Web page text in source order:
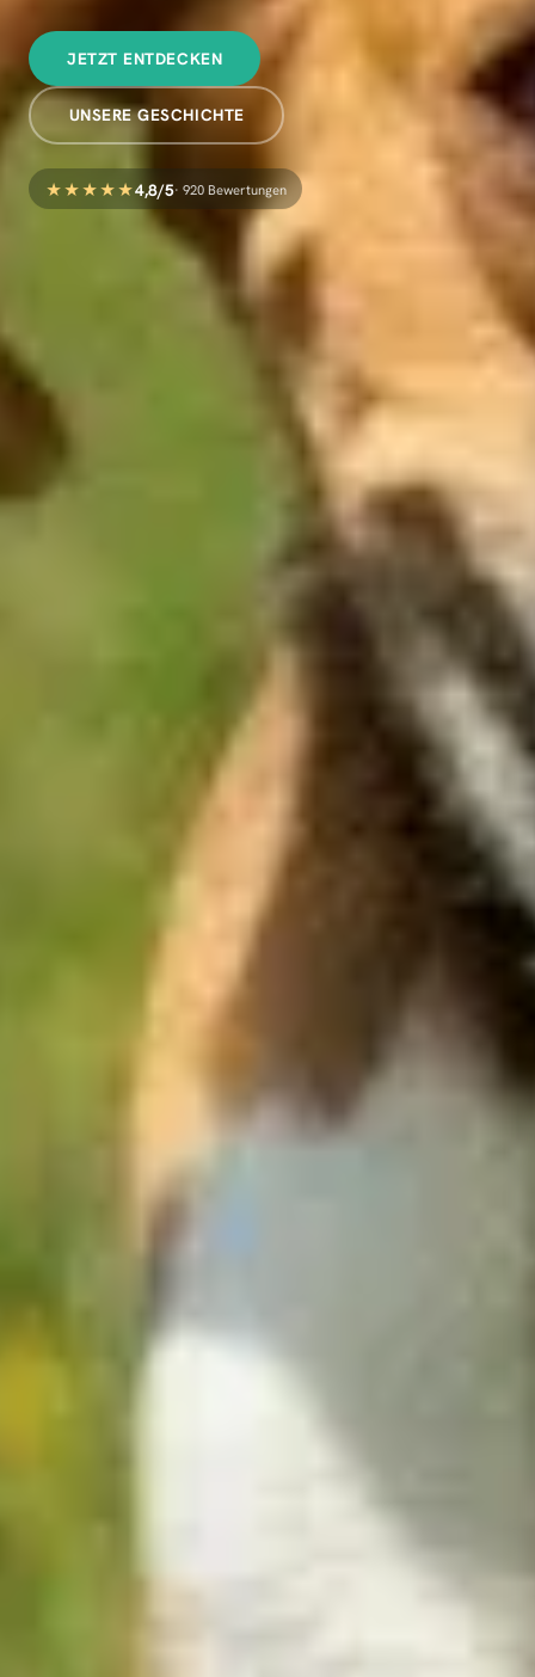
JETZT ENTDECKEN
UNSERE GESCHICHTE
★★★★★4,8/5· 920 Bewertungen